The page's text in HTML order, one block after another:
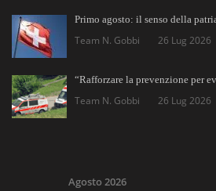
Primo agosto: il senso della
Team N. Gobbi 26 Lug 2026
“Rafforzare la prevenzione per
Team N. Gobbi 26 Lug 2026
Agosto 2026